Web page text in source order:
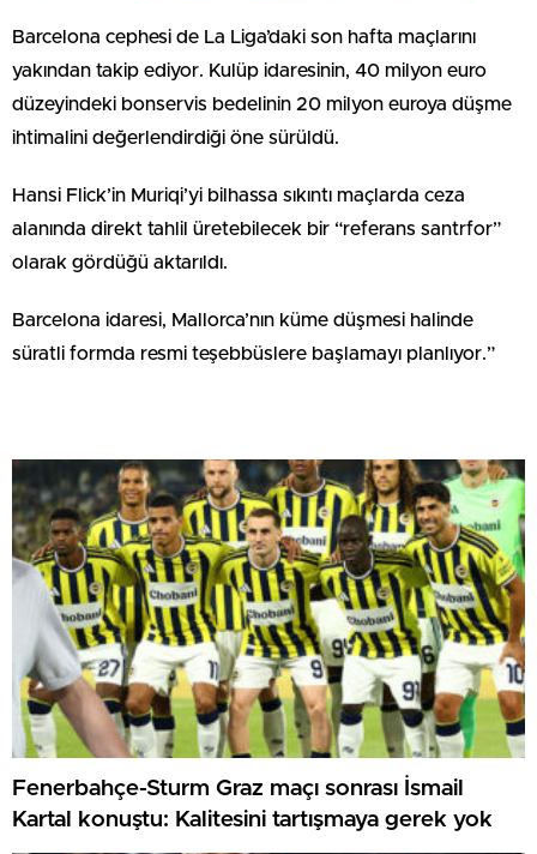
Barcelona cephesi de La Liga’daki son hafta maçlarını
yakından takip ediyor. Kulüp idaresinin, 40 milyon euro
düzeyindeki bonservis bedelinin 20 milyon euroya düşme
ihtimalini değerlendirdiği öne sürüldü.
Hansi Flick’in Muriqi’yi bilhassa sıkıntı maçlarda ceza
alanında direkt tahlil üretebilecek bir “referans santrfor”
olarak gördüğü aktarıldı.
Barcelona idaresi, Mallorca’nın küme düşmesi halinde
süratli formda resmi teşebbüslere başlamayı planlıyor.”
Fenerbahçe-Sturm Graz maçı sonrası İsmail
Kartal konuştu: Kalitesini tartışmaya gerek yok